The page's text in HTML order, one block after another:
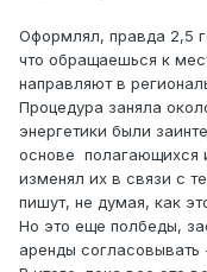
Оформлял, правда 2,5
что обращаешься к
направляют в
Процедура заняла
энергетики были
основе полагающихся
изменял их в связи с
пишут, не думая, как
Но это еще полбеды,
аренды согласовывать